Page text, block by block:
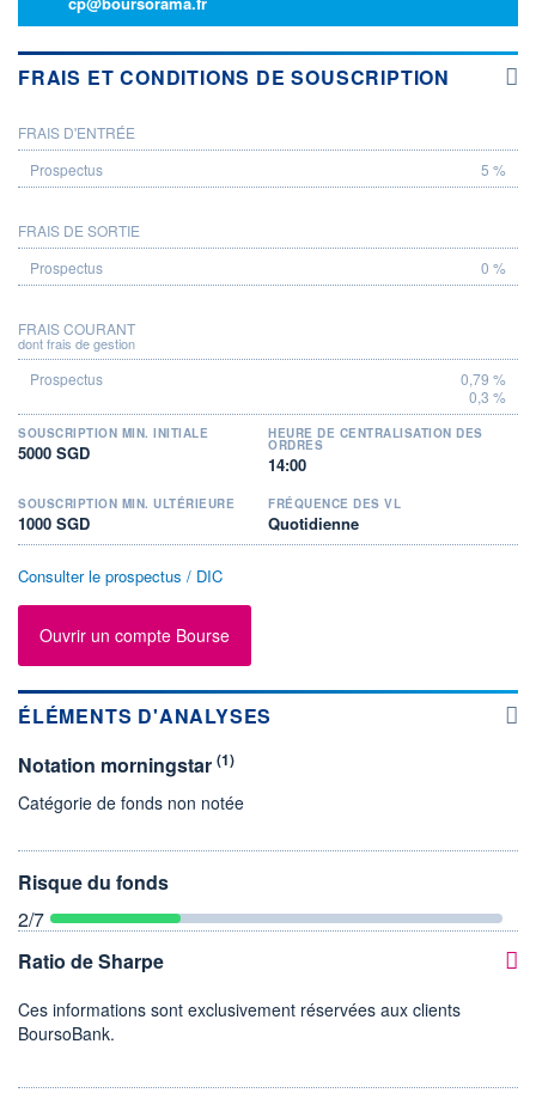
FRAIS ET CONDITIONS DE SOUSCRIPTION
PROSPECTUS
FRAIS D'ENTRÉE
5 %
FRAIS DE SORTIE
0 %
FRAIS COURANT
dont frais de gestion
0,79 %
0,3 %
SOUSCRIPTION MIN. INITIALE
5000 SGD
HEURE DE CENTRALISATION DES
ORDRES
14:00
SOUSCRIPTION MIN. ULTÉRIEURE
1000 SGD
FRÉQUENCE DES VL
Quotidienne
Consulter le prospectus / DIC
Ouvrir un compte Bourse
ÉLÉMENTS D'ANALYSES
Notation morningstar (1)
Catégorie de fonds non notée
Risque du fonds
2/7
Ratio de Sharpe
Ces informations sont exclusivement réservées aux clients
BoursoBank.